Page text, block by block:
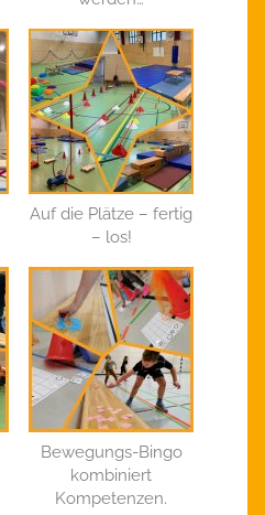
Auf die Plätze – fertig
– los!
Bewegungs-Bingo
kombiniert
Kompetenzen.